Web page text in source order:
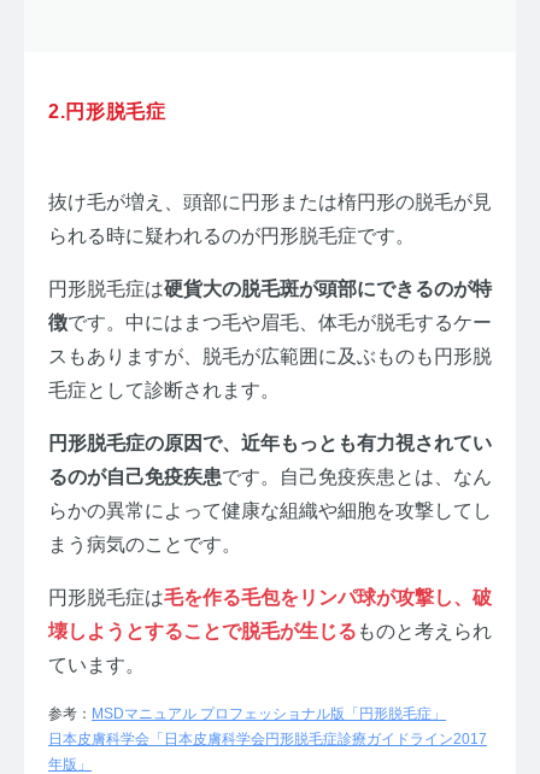
2.円形脱毛症
抜け毛が増え、頭部に円形または楕円形の脱毛が見
られる時に疑われるのが円形脱毛症です。
円形脱毛症は硬貨大の脱毛斑が頭部にできるのが特
徴です。中にはまつ毛や眉毛、体毛が脱毛するケー
スもありますが、脱毛が広範囲に及ぶものも円形脱
毛症として診断されます。
円形脱毛症の原因で、近年もっとも有力視されてい
るのが自己免疫疾患です。自己免疫疾患とは、なん
らかの異常によって健康な組織や細胞を攻撃してし
まう病気のことです。
円形脱毛症は毛を作る毛包をリンパ球が攻撃し、破
壊しようとすることで脱毛が生じる ものと考えられ
ています。
参考： MSDマニュアル プロフェッショナル版「円形脱毛症」
日本皮膚科学会「日本皮膚科学会円形脱毛症診療ガイドライン2017
年版」